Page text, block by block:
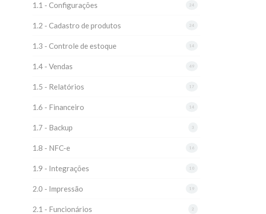
24
1.1 - Configurações
24
1.2 - Cadastro de produtos
14
1.3 - Controle de estoque
49
1.4 - Vendas
17
1.5 - Relatórios
14
1.6 - Financeiro
3
1.7 - Backup
16
1.8 - NFC-e
10
1.9 - Integrações
19
2.0 - Impressão
2
2.1 - Funcionários